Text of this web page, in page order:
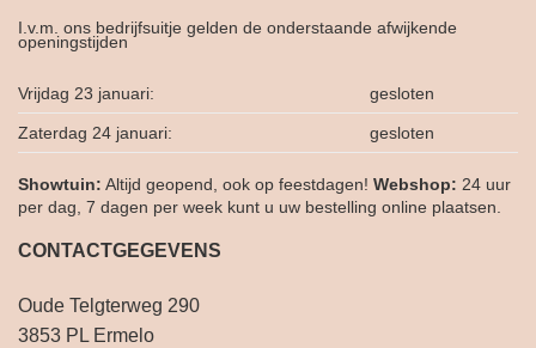
I.v.m. ons bedrijfsuitje gelden de onderstaande afwijkende
openingstijden
Vrijdag 23 januari: gesloten
Zaterdag 24 januari: gesloten
Showtuin: Altijd geopend, ook op feestdagen! Webshop: 24 uur
per dag, 7 dagen per week kunt u uw bestelling online plaatsen.
CONTACTGEGEVENS
Oude Telgterweg 290
3853 PL Ermelo